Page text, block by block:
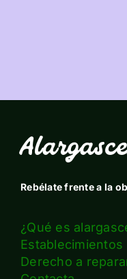
Rebélate frente a la
¿Qué es
Establecimientos
Derecho a